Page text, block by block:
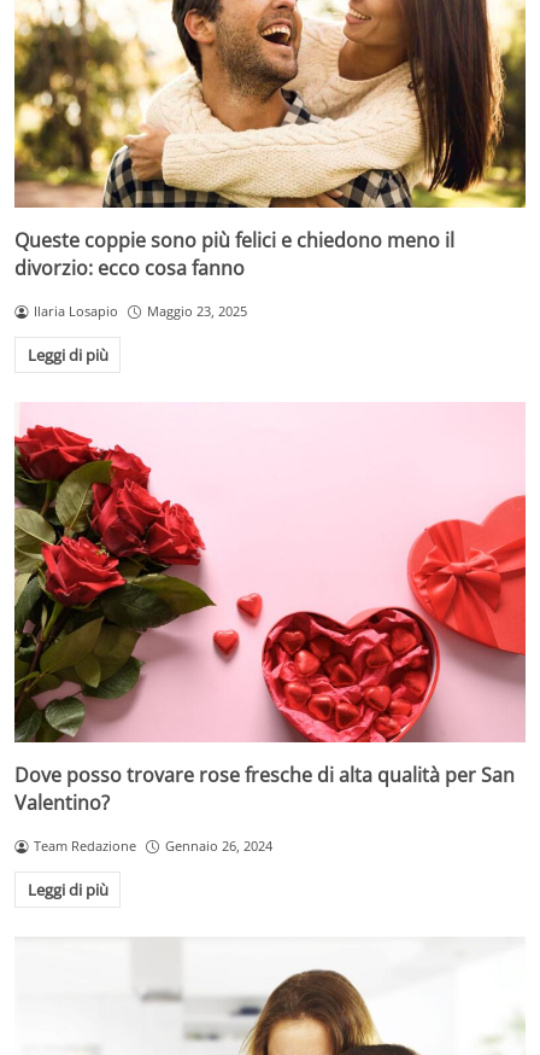
Queste coppie sono più felici e chiedono meno il
divorzio: ecco cosa fanno
Ilaria Losapio Maggio 23, 2025
Leggi di più
Dove posso trovare rose fresche di alta qualità per San
Valentino?
Team Redazione Gennaio 26, 2024
Leggi di più